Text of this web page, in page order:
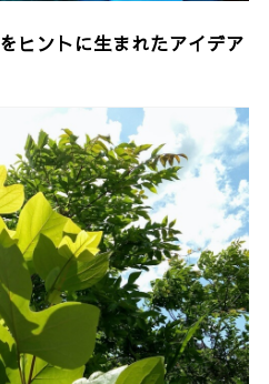
ヒントに生まれたアイデア